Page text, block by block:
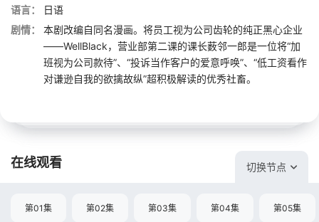
语言：
日语
剧情：
本剧改编自同名漫画。将员工视为公司齿轮的纯正黑心企业
——WellBlack，营业部第二课的课长薮邻一郎是一位将“加
班视为公司款待”、“投诉当作客户的爱意呼唤”、“低工资看作
对谦逊自我的欲擒故纵”超积极解读的优秀社畜。
在线观看 切换节点
第01集 第02集 第03集 第04集 第05集